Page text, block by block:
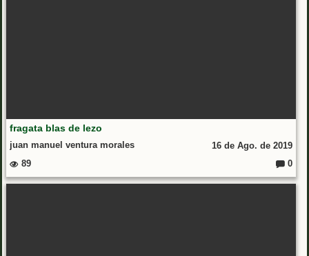
fragata blas de lezo
juan manuel ventura morales
16 de Ago. de 2019
89
0